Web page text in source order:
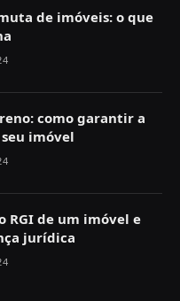
de imóveis: o que
como garantir a
imóvel
RGI de um imóvel e
jurídica